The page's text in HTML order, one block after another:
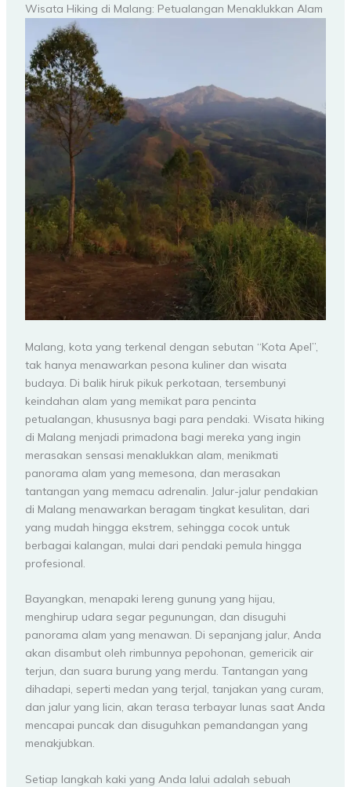
Wisata Hiking di Malang: Petualangan Menaklukkan Alam
Malang, kota yang terkenal dengan sebutan “Kota Apel”,
tak hanya menawarkan pesona kuliner dan wisata
budaya. Di balik hiruk pikuk perkotaan, tersembunyi
keindahan alam yang memikat para pencinta
petualangan, khususnya bagi para pendaki. Wisata hiking
di Malang menjadi primadona bagi mereka yang ingin
merasakan sensasi menaklukkan alam, menikmati
panorama alam yang memesona, dan merasakan
tantangan yang memacu adrenalin. Jalur-jalur pendakian
di Malang menawarkan beragam tingkat kesulitan, dari
yang mudah hingga ekstrem, sehingga cocok untuk
berbagai kalangan, mulai dari pendaki pemula hingga
profesional.
Bayangkan, menapaki lereng gunung yang hijau,
menghirup udara segar pegunungan, dan disuguhi
panorama alam yang menawan. Di sepanjang jalur, Anda
akan disambut oleh rimbunnya pepohonan, gemericik air
terjun, dan suara burung yang merdu. Tantangan yang
dihadapi, seperti medan yang terjal, tanjakan yang curam,
dan jalur yang licin, akan terasa terbayar lunas saat Anda
mencapai puncak dan disuguhkan pemandangan yang
menakjubkan.
Setiap langkah kaki yang Anda lalui adalah sebuah